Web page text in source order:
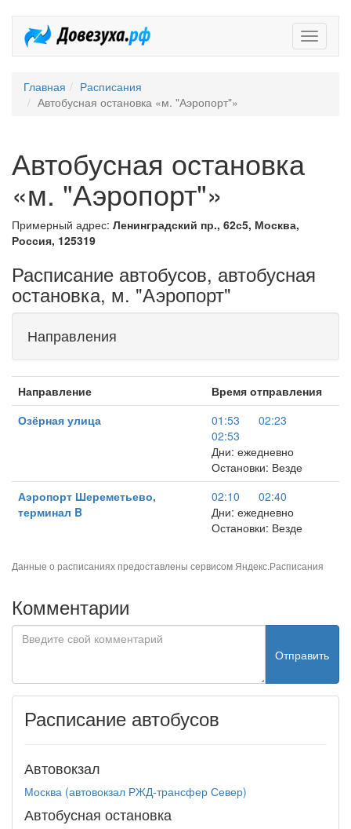
Главная
Расписания
Автобусная остановка «м. "Аэропорт"»
Автобусная остановка
«м. "Аэропорт"»
Примерный адрес: Ленинградский пр., 62с5, Москва,
Россия, 125319
Расписание автобусов, автобусная
остановка, м. "Аэропорт"
Направления
Направление
Время отправления
Озёрная улица
01:53
02:23
02:53
Дни: ежедневно
Остановки: Везде
Аэропорт Шереметьево,
терминал B
02:10
02:40
Дни: ежедневно
Остановки: Везде
Данные о расписаниях предоставлены сервисом Яндекс.Расписания
Комментарии
Отправить
Расписание автобусов
Автовокзал
Москва (автовокзал РЖД-трансфер Север)
Автобусная остановка